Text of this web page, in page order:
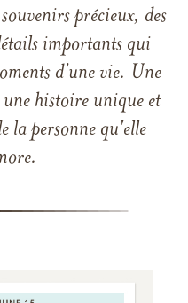
précieux, des
importants qui
d'une vie. Une
histoire unique et
la personne qu'elle